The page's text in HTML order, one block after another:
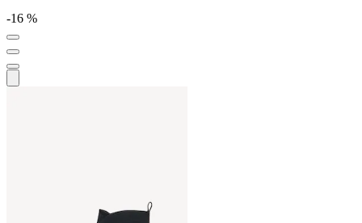
-16 %